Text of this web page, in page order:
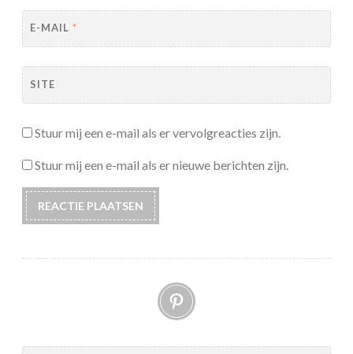
E-MAIL *
SITE
Stuur mij een e-mail als er vervolgreacties zijn.
Stuur mij een e-mail als er nieuwe berichten zijn.
Pinterest